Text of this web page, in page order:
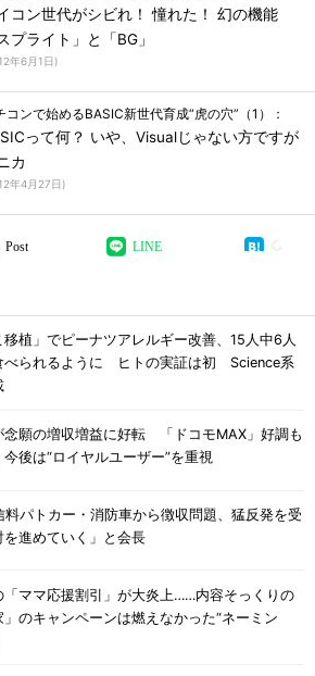
コン世代がシビれ！ 憧れた！ 幻の機能
プライト」と「BG」
年6月1日)
コンで始めるBASIC新世代育成“虎の穴”（1）：
って何？ いや、Visualじゃない方ですが
カ
年4月27日)
Post LINE
移植」でピーナツアレルギー改善、15人中6人
べられるように ヒトの実証は初 Science系
念願の増収増益に好転 「ドコモMAX」好調も
後は“ロイヤルユーザー”を重視
料パトカー・消防車から徴収問題、猛反発を受
を進めていく」と会長
「ママ応援割引」が大炎上……内容そっくりの
」のキャンペーンは燃えなかった“ネーミン